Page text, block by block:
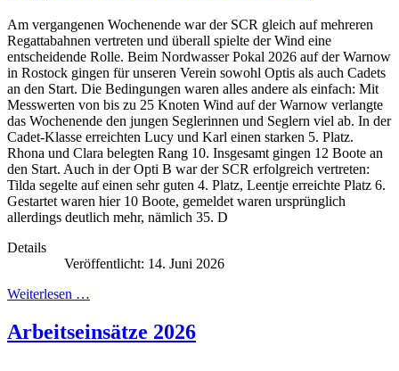
Am vergangenen Wochenende war der SCR gleich auf mehreren
Regattabahnen vertreten und überall spielte der Wind eine
entscheidende Rolle. Beim Nordwasser Pokal 2026 auf der Warnow
in Rostock gingen für unseren Verein sowohl Optis als auch Cadets
an den Start. Die Bedingungen waren alles andere als einfach: Mit
Messwerten von bis zu 25 Knoten Wind auf der Warnow verlangte
das Wochenende den jungen Seglerinnen und Seglern viel ab. In der
Cadet-Klasse erreichten Lucy und Karl einen starken 5. Platz.
Rhona und Clara belegten Rang 10. Insgesamt gingen 12 Boote an
den Start. Auch in der Opti B war der SCR erfolgreich vertreten:
Tilda segelte auf einen sehr guten 4. Platz, Leentje erreichte Platz 6.
Gestartet waren hier 10 Boote, gemeldet waren ursprünglich
allerdings deutlich mehr, nämlich 35. D
Details
Veröffentlicht: 14. Juni 2026
Weiterlesen …
Arbeitseinsätze 2026